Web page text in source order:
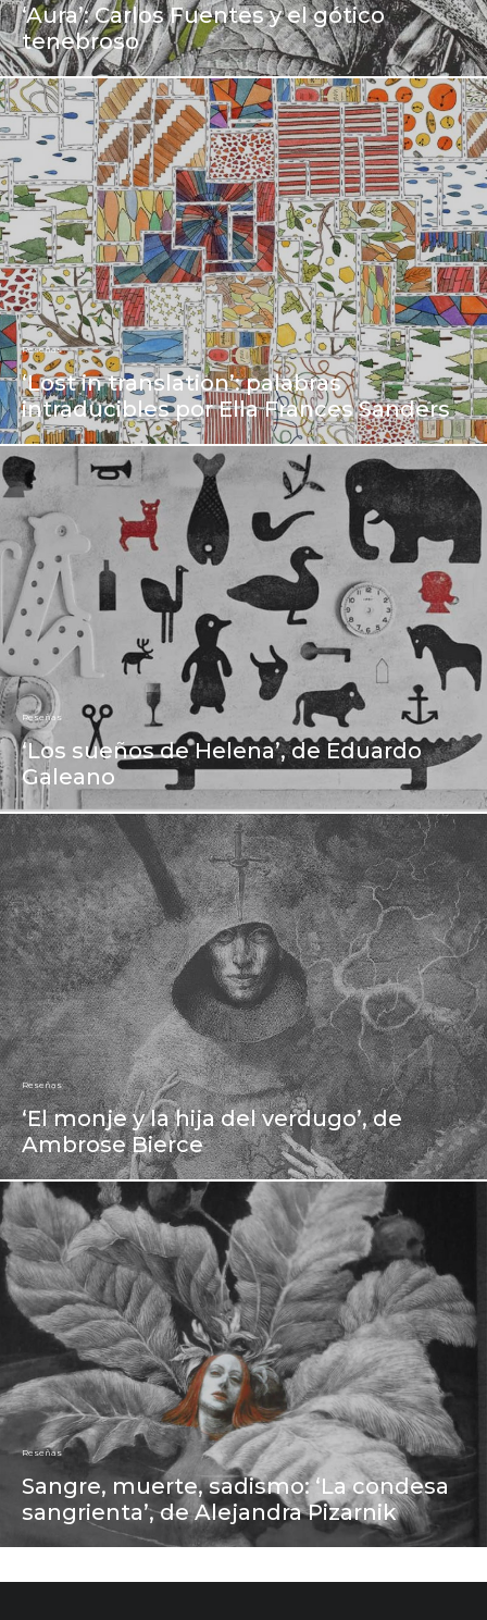
‘Aura’: Carlos Fuentes y el gótico
tenebroso
Reseñas
‘Lost in translation’: palabras
intraducibles por Ella Frances Sanders
Reseñas
‘Los sueños de Helena’, de Eduardo
Galeano
Reseñas
‘El monje y la hija del verdugo’, de
Ambrose Bierce
Reseñas
Sangre, muerte, sadismo: ‘La condesa
sangrienta’, de Alejandra Pizarnik